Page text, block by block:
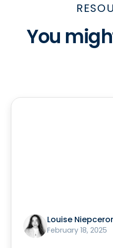
You
Louise
February 18, 2025